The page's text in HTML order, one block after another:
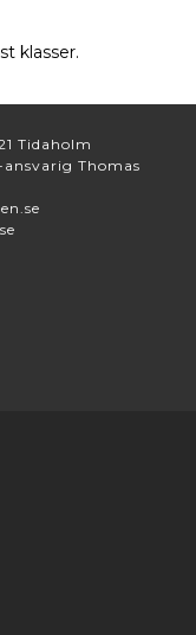
klasser.
Tidaholm
Thomas